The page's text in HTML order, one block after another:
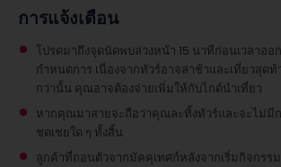
การแจ้งเตือน
โปรดมาถึงจุดนัดพบล่วงหน้า 15 นาทีก่อนเวลาออ
กำหนดการ เนื่องจากทัวร์อาจล่าช้าและเที่ยวสุดท้
กว่านั้น คุณอาจต้องจ่ายเพิ่มให้กับไกด์นำเที่ยว
หากคุณมาสายจะถือว่าคุณละทิ้งทัวร์และจะไม่มี
ชดเชยใด ๆ ทั้งสิ้น
ลูกค้าที่ถอนตัวจากมัคคุเทศก์หลังจากเริ่มกิจกรร